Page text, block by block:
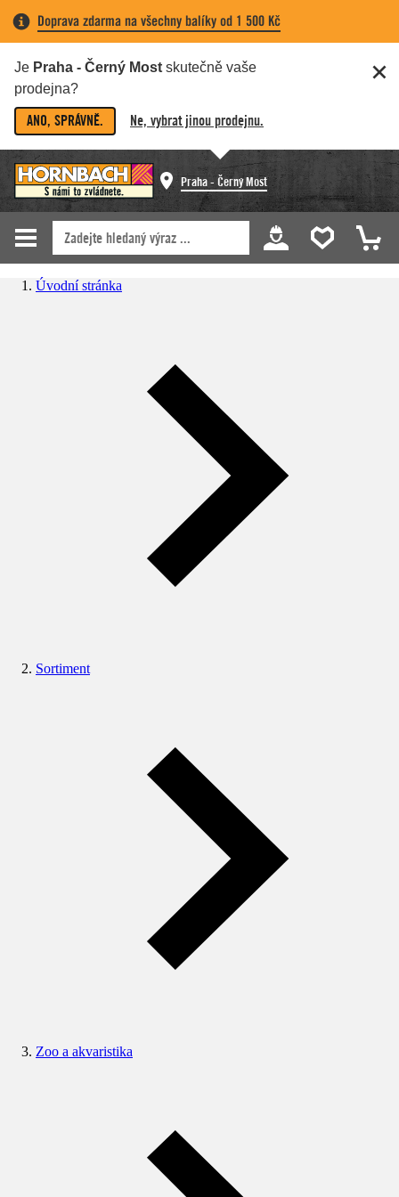
Doprava zdarma na všechny balíky od 1 500 Kč
Je Praha - Černý Most skutečně vaše
prodejna?
ANO, SPRÁVNĚ. Ne, vybrat jinou prodejnu.
Praha - Černý Most
Úvodní stránka
Sortiment
Zoo a akvaristika